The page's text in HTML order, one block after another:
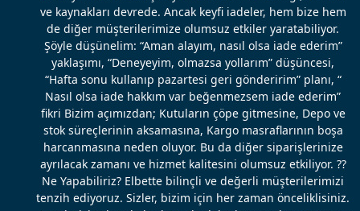
ve kaynakları devrede. Ancak keyfi iadeler, hem bize hem
de diğer müşterilerimize olumsuz etkiler yaratabiliyor.
Şöyle düşünelim: “Aman alayım, nasıl olsa iade ederim”
yaklaşımı, “Deneyeyim, olmazsa yollarım” düşüncesi,
“Hafta sonu kullanıp pazartesi geri gönderirim” planı, “
Nasıl olsa iade hakkım var beğenmezsem iade ederim”
fikri Bizim açımızdan; Kutuların çöpe gitmesine, Depo ve
stok süreçlerinin aksamasına, Kargo masraflarının boşa
harcanmasına neden oluyor. Bu da diğer siparişlerinize
ayrılacak zamanı ve hizmet kalitesini olumsuz etkiliyor. ??
Ne Yapabiliriz? Elbette bilinçli ve değerli müşterilerimizi
tenzih ediyoruz. Sizler, bizim için her zaman önceliklisiniz.